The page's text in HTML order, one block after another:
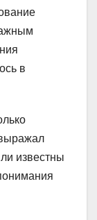
в
известны